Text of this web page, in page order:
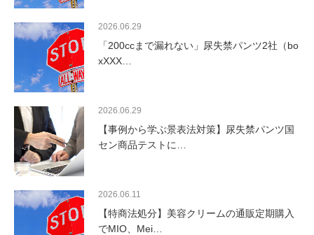
2026.06.29
「200ccまで漏れない」尿失禁パンツ2社（bo
xXXX…
2026.06.29
【事例から学ぶ景表法対策】尿失禁パンツ国
セン商品テストに…
2026.06.11
【特商法処分】美容クリームの通販定期購入
でMIO、Mei…